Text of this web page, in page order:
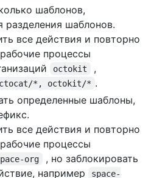
шаблонов,
разделения шаблонов.
все действия и повторно
процессы
octokit
,
*, octokit/* .
определенные шаблоны,
все действия и повторно
процессы
org
, но заблокировать
например
space-